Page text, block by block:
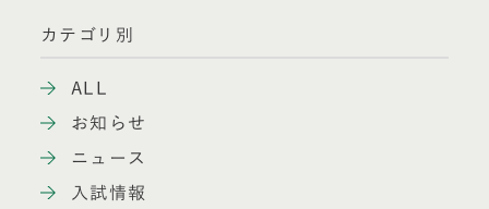
カテゴリ別
ALL
お知らせ
ニュース
入試情報